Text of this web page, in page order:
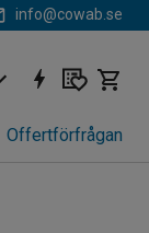
info@cowab.se
Offertförfrågan